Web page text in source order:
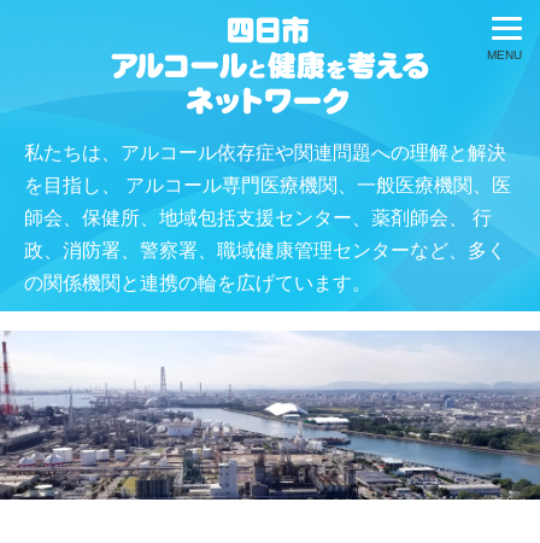
私たちは、アルコール依存症や関連問題への理解と解決
を目指し、
アルコール専門医療機関、一般医療機関、医
師会、保健所、地域包括支援センター、薬剤師会、
行
政、消防署、警察署、職域健康管理センターなど、多く
の関係機関と連携の輪を広げています。